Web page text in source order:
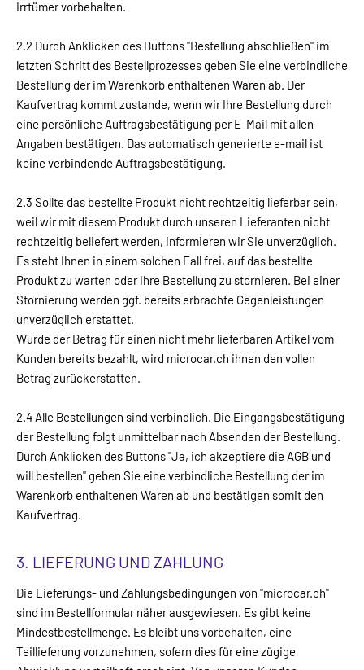
Irrtümer vorbehalten.
2.2 Durch Anklicken des Buttons "Bestellung abschließen" im
letzten Schritt des Bestellprozesses geben Sie eine verbindliche
Bestellung der im Warenkorb enthaltenen Waren ab. Der
Kaufvertrag kommt zustande, wenn wir Ihre Bestellung durch
eine persönliche Auftragsbestätigung per E-Mail mit allen
Angaben bestätigen. Das automatisch generierte e-mail ist
keine verbindende Auftragsbestätigung.
2.3 Sollte das bestellte Produkt nicht rechtzeitig lieferbar sein,
weil wir mit diesem Produkt durch unseren Lieferanten nicht
rechtzeitig beliefert werden, informieren wir Sie unverzüglich.
Es steht Ihnen in einem solchen Fall frei, auf das bestellte
Produkt zu warten oder Ihre Bestellung zu stornieren. Bei einer
Stornierung werden ggf. bereits erbrachte Gegenleistungen
unverzüglich erstattet.
Wurde der Betrag für einen nicht mehr lieferbaren Artikel vom
Kunden bereits bezahlt, wird microcar.ch ihnen den vollen
Betrag zurückerstatten.
2.4 Alle Bestellungen sind verbindlich. Die Eingangsbestätigung
der Bestellung folgt unmittelbar nach Absenden der Bestellung.
Durch Anklicken des Buttons "Ja, ich akzeptiere die AGB und
will bestellen" geben Sie eine verbindliche Bestellung der im
Warenkorb enthaltenen Waren ab und bestätigen somit den
Kaufvertrag.
3. LIEFERUNG UND ZAHLUNG
Die Lieferungs- und Zahlungsbedingungen von "microcar.ch"
sind im Bestellformular näher ausgewiesen. Es gibt keine
Mindestbestellmenge. Es bleibt uns vorbehalten, eine
Teillieferung vorzunehmen, sofern dies für eine zügige